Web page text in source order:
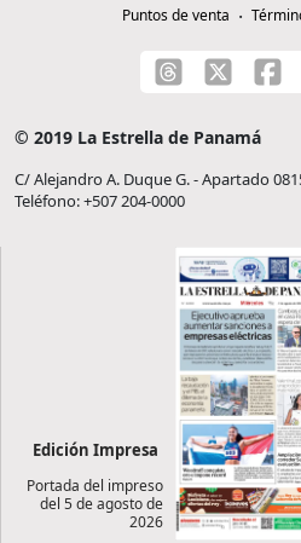
Puntos de venta
© 2019 La Estrella de Panamá
C/ Alejandro A. Duque G. - Apartado
Teléfono: +507 204-0000
Edición Impresa
Portada del impreso
del 5 de agosto de
2026